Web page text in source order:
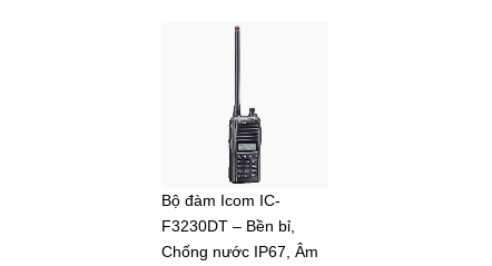
Bộ đàm Icom IC-
F3230DT – Bền bỉ,
Chống nước IP67, Âm